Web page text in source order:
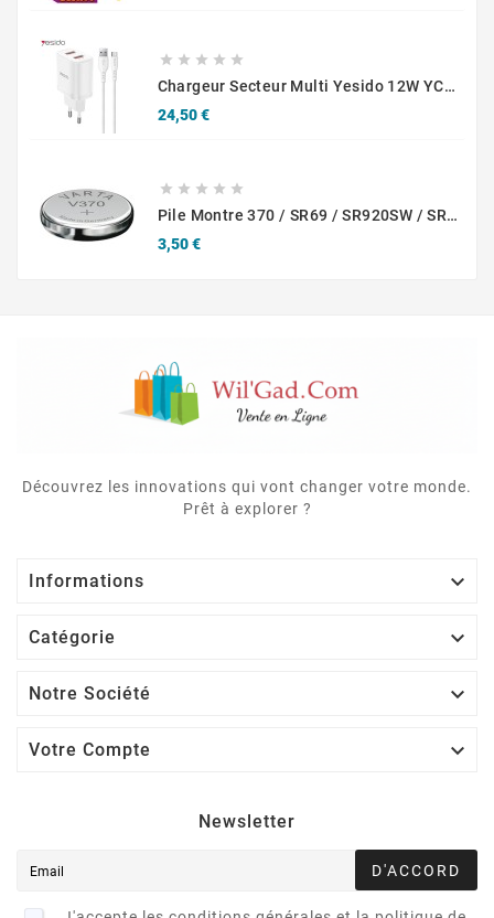
    
Chargeur Secteur Multi Yesido 12W YC104 2x USB-A Avec Câble USB-A Vers USB-C Blanc
24,50 €Prix
    
Pile Montre 370 / SR69 / SR920SW / SR920 Varta
3,50 €Prix
Découvrez les innovations qui vont changer votre monde.
Prêt à explorer ?
Informations 
Catégorie 
Notre Société 
Votre Compte 
Newsletter
D'ACCORD